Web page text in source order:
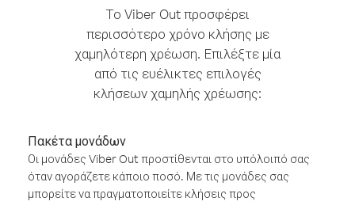
Το Viber Out προσφέρει
περισσότερο χρόνο κλήσης με
χαμηλότερη χρέωση. Επιλέξτε μία
από τις ευέλικτες επιλογές
κλήσεων χαμηλής χρέωσης:
Πακέτα μονάδων
Οι μονάδες Viber Out προστίθενται στο υπόλοιπό σας
όταν αγοράζετε κάποιο ποσό. Με τις μονάδες σας
μπορείτε να πραγματοποιείτε κλήσεις προς